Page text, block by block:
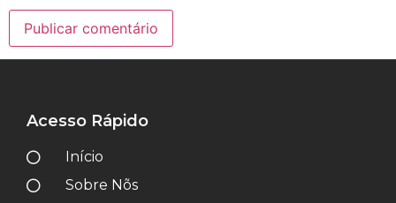
Acesso Rápido
Início
Sobre Nõs